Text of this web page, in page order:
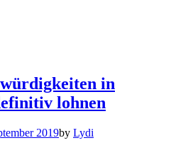
in
lohnen
2019by Lydi